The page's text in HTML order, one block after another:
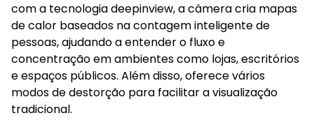
com a tecnologia deepinview, a câmera cria mapas
de calor baseados na contagem inteligente de
pessoas, ajudando a entender o fluxo e
concentração em ambientes como lojas, escritórios
e espaços públicos. Além disso, oferece vários
modos de destorção para facilitar a visualização
tradicional.